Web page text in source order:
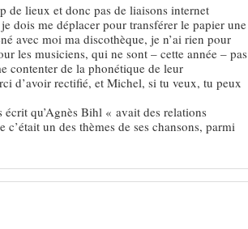
de lieux et donc pas de liaisons internet
dois me déplacer pour transférer le papier une
avec moi ma discothèque, je n’ai rien pour
les musiciens, qui ne sont – cette année – pas
contenter de la phonétique de leur
d’avoir rectifié, et Michel, si tu veux, tu peux
écrit qu’Agnès Bihl « avait des relations
un des thèmes de ses chansons, parmi